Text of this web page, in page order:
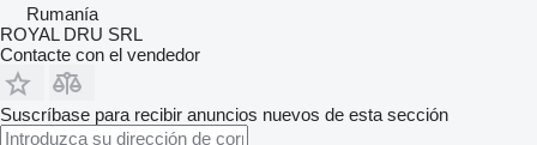
Rumanía
ROYAL DRU SRL
Contacte con el vendedor
Suscríbase para recibir anuncios nuevos de esta sección